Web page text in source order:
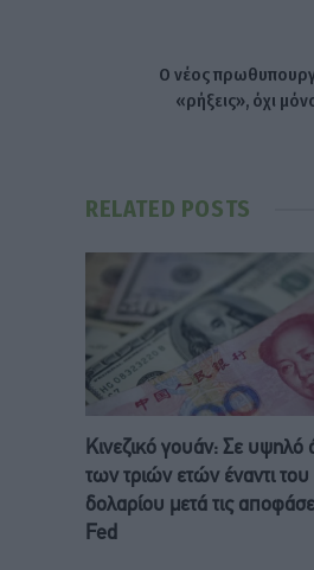
Ο νέος
«ρήξεις», όχι
RELATED POSTS
Κινεζικό γουάν: Σε υψηλό
των τριών ετών έναντι του
δολαρίου μετά τις
Fed